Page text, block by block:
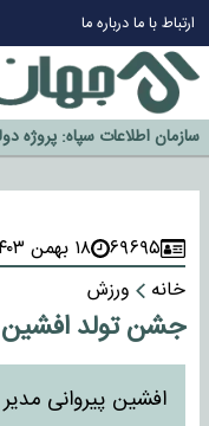
ارتباط با مادرباره ما
چرا طلا دوباره افزایشی شد؟
گزینه جدایی اوسمار روی میز
آیا رئیس جمهور آمریکا قانون
اخراج رسمی چهره نامدار از
سازمان اطلاعات سپاه:
۶۹۶۹۵ ۱۸ بهمن ۱۴۰۳
خانه
ورزش
جشن تولد افشین
افشین پیروانی مدیر تیم